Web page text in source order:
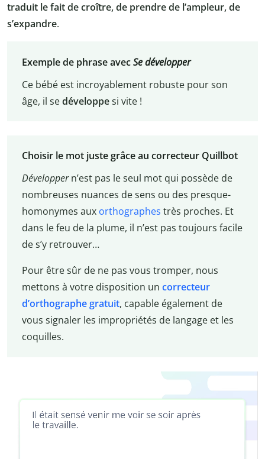
traduit le fait de croître, de prendre de l’ampleur, de
s’expandre.
Exemple de phrase avecSe développer
Ce bébé est incroyablement robuste pour son
âge, il sedéveloppesi vite !
Choisir le mot juste grâce au correcteur Quillbot
Développern’est pas le seul mot qui possède de
nombreuses nuances de sens ou des presque-
homonymes aux orthographes très proches. Et
dans le feu de la plume, il n’est pas toujours facile
de s’y retrouver…
Pour être sûr de ne pas vous tromper, nous
mettons à votre disposition un correcteur
d’orthographe gratuit, capable également de
vous signaler les impropriétés de langage et les
coquilles.